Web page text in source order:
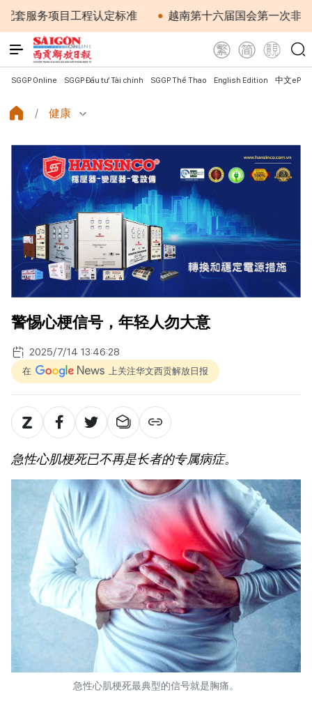
程认定标准 越南第十六届国会第一次非常规会议：简
SGGP Online SGGP Đầu tư Tài chính SGGP Thể Thao English Edition 中文
健康
警惕心梗信号，年轻人勿大意
2025/7/14 13:46:28
在 上关注华文西贡解放日报
急性心肌梗死已不再是长者的专属病症。
急性心肌梗死最典型的信号就是胸痛。